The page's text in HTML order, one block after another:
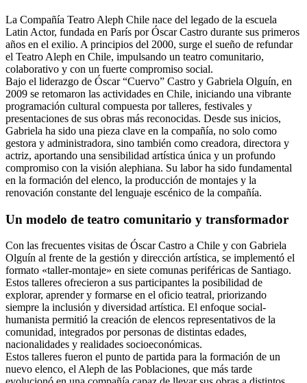
La Compañía Teatro Aleph Chile nace del legado de la escuela
Latin Actor, fundada en París por Óscar Castro durante sus primeros
años en el exilio. A principios del 2000, surge el sueño de refundar
el Teatro Aleph en Chile, impulsando un teatro comunitario,
colaborativo y con un fuerte compromiso social.
Bajo el liderazgo de Óscar “Cuervo” Castro y Gabriela Olguín, en
2009 se retomaron las actividades en Chile, iniciando una vibrante
programación cultural compuesta por talleres, festivales y
presentaciones de sus obras más reconocidas. Desde sus inicios,
Gabriela ha sido una pieza clave en la compañía, no solo como
gestora y administradora, sino también como creadora, directora y
actriz, aportando una sensibilidad artística única y un profundo
compromiso con la visión alephiana. Su labor ha sido fundamental
en la formación del elenco, la producción de montajes y la
renovación constante del lenguaje escénico de la compañía.
Un modelo de teatro comunitario y transformador
Con las frecuentes visitas de Óscar Castro a Chile y con Gabriela
Olguín al frente de la gestión y dirección artística, se implementó el
formato «taller-montaje» en siete comunas periféricas de Santiago.
Estos talleres ofrecieron a sus participantes la posibilidad de
explorar, aprender y formarse en el oficio teatral, priorizando
siempre la inclusión y diversidad artística. El enfoque social-
humanista permitió la creación de elencos representativos de la
comunidad, integrados por personas de distintas edades,
nacionalidades y realidades socioeconómicas.
Estos talleres fueron el punto de partida para la formación de un
nuevo elenco, el Aleph de las Poblaciones, que más tarde